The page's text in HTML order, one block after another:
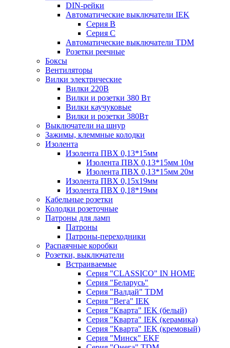
DIN-рейки
Автоматические выключатели IEK
Серия B
Серия С
Автоматические выключатели TDM
Розетки реечные
Боксы
Вентиляторы
Вилки электрические
Вилки 220В
Вилки и розетки 380 Вт
Вилки каучуковые
Вилки и розетки 380Вт
Выключатели на шнур
Зажимы, клеммные колодки
Изолента
Изолента ПВХ 0,13*15мм
Изолента ПВХ 0,13*15мм 10м
Изолента ПВХ 0,13*15мм 20м
Изолента ПВХ 0,15х19мм
Изолента ПВХ 0,18*19мм
Кабельные розетки
Колодки розеточные
Патроны для ламп
Патроны
Патроны-переходники
Распаячные коробки
Розетки, выключатели
Встраиваемые
Серия "CLASSICO" IN HOME
Серия "Беларусь"
Серия "Валдай" TDM
Серия "Вега" IEK
Серия "Кварта" IEK (белый)
Серия "Кварта" IEK (керамика)
Серия "Кварта" IEK (кремовый)
Серия "Минск" EKF